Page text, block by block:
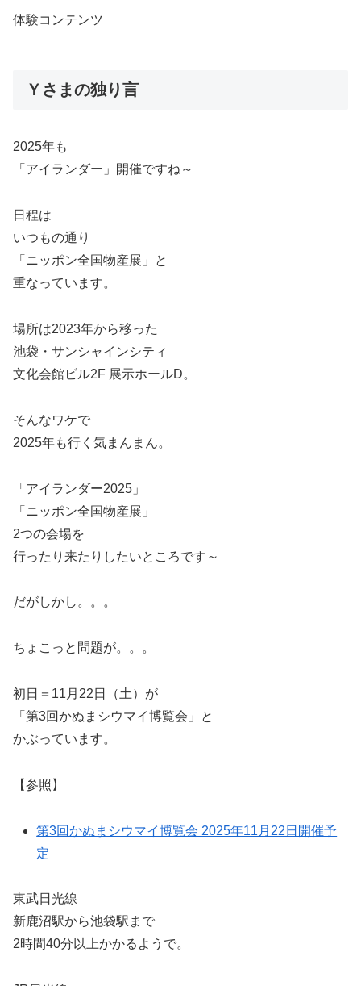
体験コンテンツ
Ｙさまの独り言
2025年も
「アイランダー」開催ですね～
日程は
いつもの通り
「ニッポン全国物産展」と
重なっています。
場所は2023年から移った
池袋・サンシャインシティ
文化会館ビル2F 展示ホールD。
そんなワケで
2025年も行く気まんまん。
「アイランダー2025」
「ニッポン全国物産展」
2つの会場を
行ったり来たりしたいところです～
だがしかし。。。
ちょこっと問題が。。。
初日＝11月22日（土）が
「第3回かぬまシウマイ博覧会」と
かぶっています。
【参照】
第3回かぬまシウマイ博覧会 2025年11月22日開催予
定
東武日光線
新鹿沼駅から池袋駅まで
2時間40分以上かかるようで。